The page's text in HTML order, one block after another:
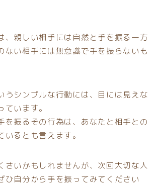
、親しい相手には自然と手を振る一方
ない相手には無意識で手を振らないも
うシンプルな行動には、目には見えな
います。
を振るその行為は、あなたと相手との
るとも言えます。
さいかもしれませんが、次回大切な人
ひ自分から手を振ってみてください